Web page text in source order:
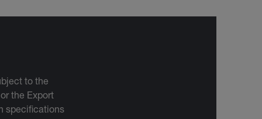
to the
the Export
specifications